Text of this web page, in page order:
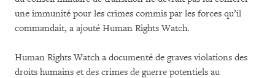
une immunité pour les crimes commis par les forces qu’il
commandait, a ajouté Human Rights Watch.
Human Rights Watch a documenté de graves violations des
droits humains et des crimes de guerre potentiels au